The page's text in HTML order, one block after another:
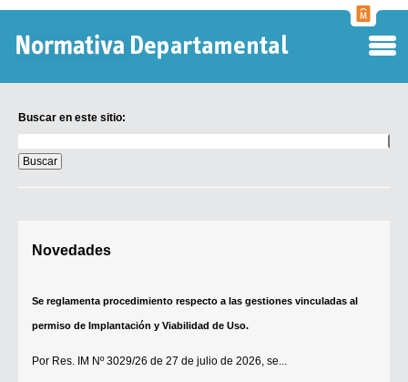
Buscar en este sitio:
en
este
sitio:
Novedades
Se reglamenta procedimiento respecto a las gestiones vinculadas al
permiso de Implantación y Viabilidad de Uso.
Por Res. IM Nº 3029/26 de 27 de julio de 2026, se...